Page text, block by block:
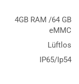
4GB RAM /64 GB
eMMC
Lüftlos
IP65/Ip54